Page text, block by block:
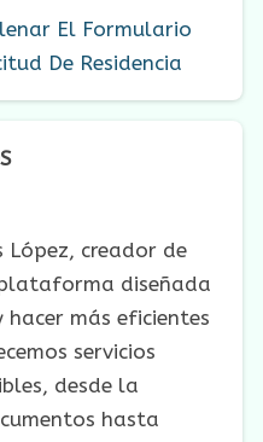
El Formulario
De Residencia
López, creador de
diseñada
más eficientes
servicios
desde la
hasta